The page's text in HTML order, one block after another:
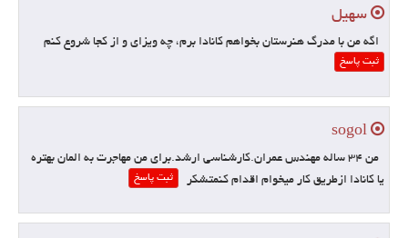
سهیل
اگه من با مدرگ هنرستان بخواهم کانادا برم، چه ویزای و از کجا شروع کنم
ثبت پاسخ
من ۳۴ ساله مهندس عمران.کارشناسی ارشد.برای من مهاجرت به المان بهتره
یا کانادا ازطریق کار میخوام اقدام کنمتشکر
ثبت پاسخ